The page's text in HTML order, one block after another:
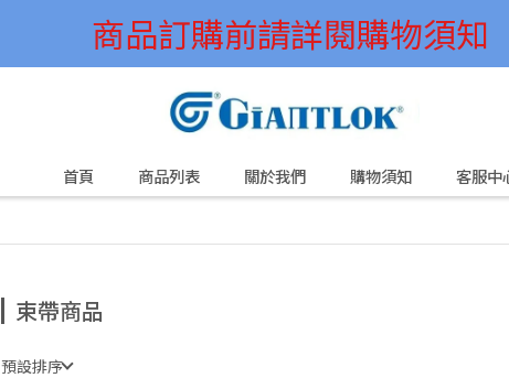
商品訂購前請詳閱購物須知
首頁 商品列表 關於我們 購物須知 客服中
束帶商品
預設排序